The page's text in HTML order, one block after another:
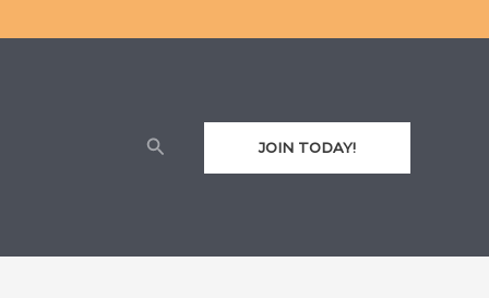
Cari JOIN TODAY!